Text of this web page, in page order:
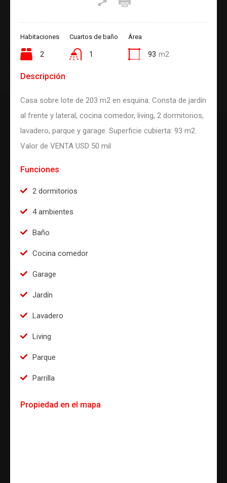
Habitaciones
2
Cuartos de baño
1
Área
93 m2
Descripción
Casa sobre lote de 203 m2 en esquina. Consta de jardín
al frente y lateral, cocina comedor, living, 2 dormitorios,
lavadero, parque y garage. Superficie cubierta: 93 m2.
Valor de VENTA USD 50 mil
Funciones
2 dormitorios
4 ambientes
Baño
Cocina comedor
Garage
Jardín
Lavadero
Living
Parque
Parrilla
Propiedad en el mapa